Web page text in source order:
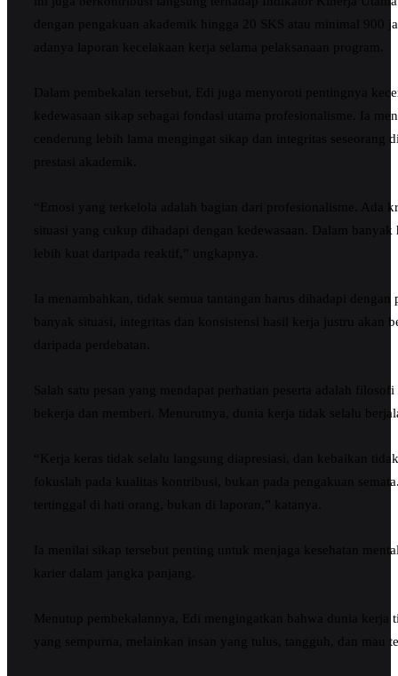
dengan pengakuan akademik hingga 20 SKS atau minimal 900
adanya laporan kecelakaan kerja selama pelaksanaan program.
Dalam pembekalan tersebut, Edi juga menyoroti pentingnya
kedewasaan sikap sebagai fondasi utama profesionalisme. Ia
cenderung lebih lama mengingat sikap dan integritas seseorang
prestasi akademik.
“Emosi yang terkelola adalah bagian dari profesionalisme. Ada
situasi yang cukup dihadapi dengan kedewasaan. Dalam
lebih kuat daripada reaktif,” ungkapnya.
Ia menambahkan, tidak semua tantangan harus dihadapi
banyak situasi, integritas dan konsistensi hasil kerja justru akan
daripada perdebatan.
Salah satu pesan yang mendapat perhatian peserta adalah
bekerja dan memberi. Menurutnya, dunia kerja tidak selalu
“Kerja keras tidak selalu langsung diapresiasi, dan kebaikan
fokuslah pada kualitas kontribusi, bukan pada pengakuan
tertinggal di hati orang, bukan di laporan,” katanya.
Ia menilai sikap tersebut penting untuk menjaga kesehatan
karier dalam jangka panjang.
Menutup pembekalannya, Edi mengingatkan bahwa dunia kerja
yang sempurna, melainkan insan yang tulus, tangguh, dan mau